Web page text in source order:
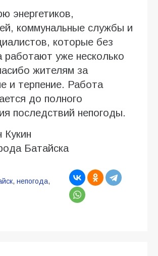
энергетиков,
коммунальные службы и
которые без
работают уже несколько
жителям за
и терпение. Работа
до полного
последствий непогоды.
Кукин
Батайска
, непогода,